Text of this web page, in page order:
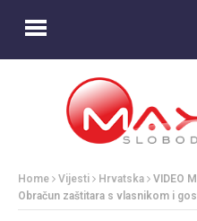
Home Vijesti Hrvatska
VIDEO
Obračun zaštitara s vlasnikom i